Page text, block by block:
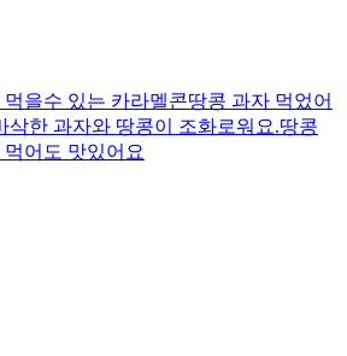
을수 있는 카라멜콘땅콩 과자 먹었어
삭한 과자와 땅콩이 조화로워요.땅콩
어도 맛있어요